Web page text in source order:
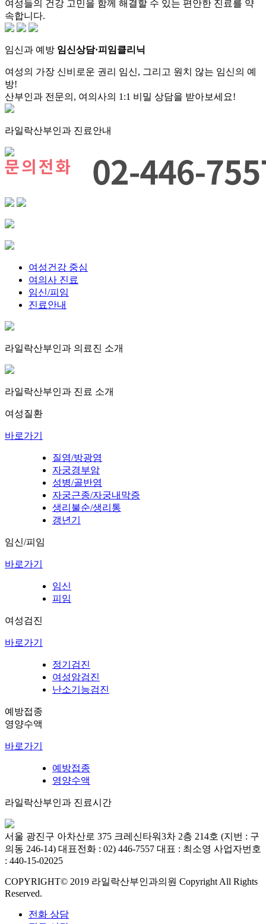
여성들의 건강 고민을 함께 해결할 수 있는 편안한 진료를 약
속합니다.
임신과 예방 임신상담·피임클리닉
여성의 가장 신비로운 권리 임신, 그리고 원치 않는 임신의 예
방!
산부인과 전문의, 여의사의 1:1 비밀 상담을 받아보세요!
라일락산부인과 진료안내
여성건강 중심
여의사 진료
임신/피임
진료안내
라일락산부인과 의료진 소개
라일락산부인과 진료 소개
여성질환
바로가기
질염/방광염
자궁경부암
성병/골반염
자궁근종/자궁내막증
생리불순/생리통
갱년기
임신/피임
바로가기
임신
피임
여성검진
바로가기
정기검진
여성암검진
난소기능검진
예방접종
영양수액
바로가기
예방접종
영양수액
라일락산부인과 진료시간
서울 광진구 아차산로 375 크레신타워3차 2층 214호 (지번 : 구
의동 246-14) 대표전화 : 02) 446-7557 대표 : 최소영 사업자번호
: 440-15-02025
COPYRIGHT© 2019 라일락산부인과의원 Copyright All Rights
Reserved.
전화 상담